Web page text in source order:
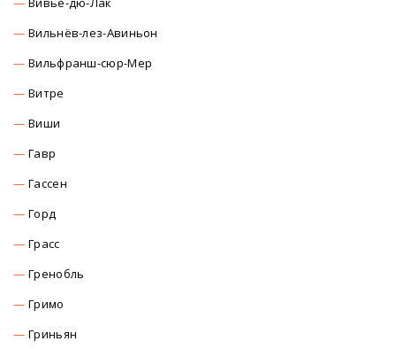
Вильнёв-лез-Авиньон
Вильфранш-сюр-Мер
Витре
Виши
Гавр
Гассен
Горд
Грасс
Гренобль
Гримо
Гриньян